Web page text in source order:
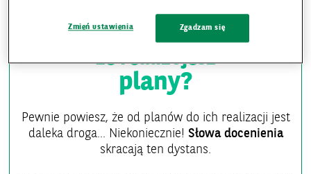
że realizujesz
plany?
Pewnie powiesz, że od planów do ich realizacji jest
daleka droga... Niekoniecznie! Słowa docenienia
skracają ten dystans.
Zmień ustawienia Zgadzam się